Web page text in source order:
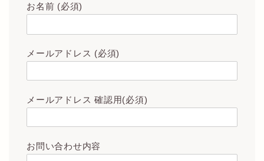
お名前 (必須)
メールアドレス (必須)
メールアドレス 確認用(必須)
お問い合わせ内容